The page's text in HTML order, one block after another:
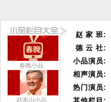
春晚小品
赵本山小品
赵 家 班:
德 云 社:
小品演员:
相声演员:
热门演员: